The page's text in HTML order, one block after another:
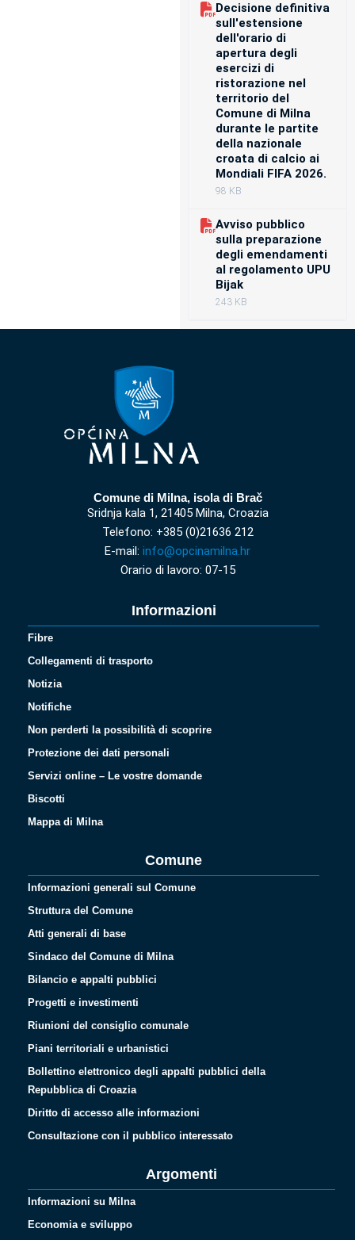
Decisione definitiva
sull'estensione
dell'orario di
apertura degli
esercizi di
ristorazione nel
territorio del
Comune di Milna
durante le partite
della nazionale
croata di calcio ai
Mondiali FIFA 2026.
98 KB
Avviso pubblico
sulla preparazione
degli emendamenti
al regolamento UPU
Bijak
243 KB
Comune di Milna, isola di Brač
Sridnja kala 1, 21405 Milna, Croazia
Telefono: +385 (0)21636 212
E-mail: info@opcinamilna.hr
Orario di lavoro: 07-15
Informazioni
Fibre
Collegamenti di trasporto
Notizia
Notifiche
Non perderti la possibilità di scoprire
Protezione dei dati personali
Servizi online – Le vostre domande
Biscotti
Mappa di Milna
Comune
Informazioni generali sul Comune
Struttura del Comune
Atti generali di base
Sindaco del Comune di Milna
Bilancio e appalti pubblici
Progetti e investimenti
Riunioni del consiglio comunale
Piani territoriali e urbanistici
Bollettino elettronico degli appalti pubblici della
Repubblica di Croazia
Diritto di accesso alle informazioni
Consultazione con il pubblico interessato
Argomenti
Informazioni su Milna
Economia e sviluppo